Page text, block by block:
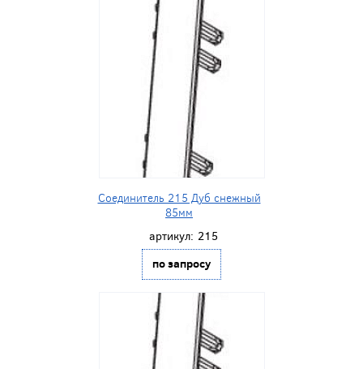
Соединитель 215 Дуб снежный
85мм
артикул: 215
по запросу